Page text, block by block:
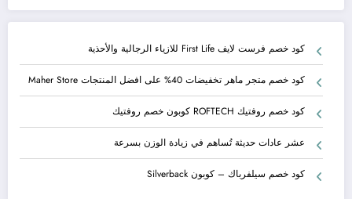
كود خصم فرست لايف First Life للازياء الرجالية والأحذية
كود خصم متجر ماهر تخفيضات 40% على افضل المنتجات Maher Store
كود خصم روفتيك ROFTECH كوبون خصم روفتيك
عشر عادات حديثة تُساهم في زيادة الوزن بسرعة
كود خصم سيلفرباك – كوبون Silverback